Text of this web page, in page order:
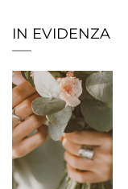
IN EVIDENZA